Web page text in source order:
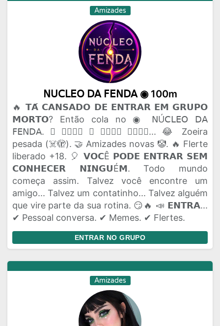
Amizades
𝖭𝖴𝖢𝖫𝖤𝖮 𝖣𝖠 𝖥𝖤𝖭𝖣𝖠 ◉ 100m
🔥 𝗧𝗔́ 𝗖𝗔𝗡𝗦𝗔𝗗𝗢 𝗗𝗘 𝗘𝗡𝗧𝗥𝗔𝗥 𝗘𝗠 𝗚𝗥𝗨𝗣𝗢
𝗠𝗢𝗥𝗧𝗢? Então cola no ◉ 𝖭Ú𝖢𝖫𝖤𝖮 𝖣𝖠
𝖥𝖤𝖭𝖣𝖠. 🫟 𝗔𝗤𝗨𝗜 𝗢 𝗣𝗔𝗣𝗢 𝗙𝗟𝗨𝗜... 😂 Zoeira
pesada (☠️🫣). 🤝 Amizades novas 🤡. 🔥 Flerte
liberado +18. 🎈 𝗩𝗢𝗖Ê 𝗣𝗢𝗗𝗘 𝗘𝗡𝗧𝗥𝗔𝗥 𝗦𝗘𝗠
𝗖𝗢𝗡𝗛𝗘𝗖𝗘𝗥 𝗡𝗜𝗡𝗚𝗨É𝗠. Todo mundo
começa assim. Talvez você encontre um
amigo... Talvez um contatinho... Talvez alguém
que vire parte da sua rotina. 😏🔥 📣 𝗘𝗡𝗧𝗥𝗔...
✔ Pessoal conversa. ✔ Memes. ✔ Flertes.
ENTRAR NO GRUPO
Amizades